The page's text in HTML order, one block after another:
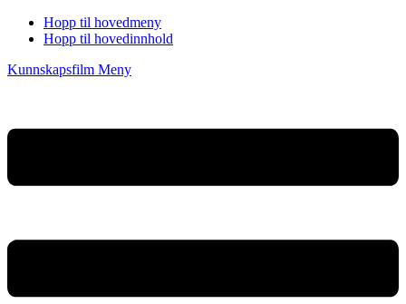
Hopp til hovedmeny
Hopp til hovedinnhold
Kunnskapsfilm Meny